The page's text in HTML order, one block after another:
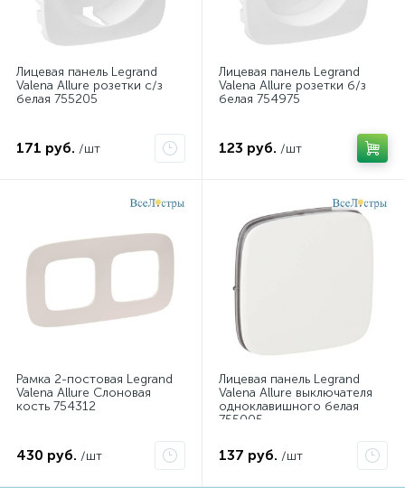
Лицевая панель Legrand
Valena Allure розетки с/з
белая 755205
171 руб. /шт
Лицевая панель Legrand
Valena Allure розетки б/з
белая 754975
123 руб. /шт
Рамка 2-постовая Legrand
Valena Allure Слоновая
кость 754312
430 руб. /шт
Лицевая панель Legrand
Valena Allure выключателя
одноклавишного белая
755005
137 руб. /шт